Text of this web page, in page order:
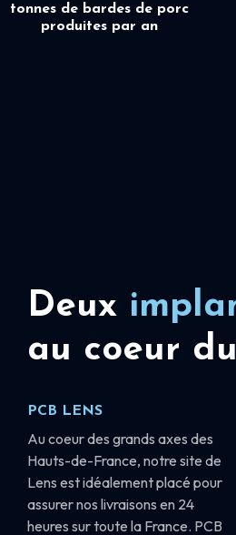
tonnes de bardes de porc
produites par an
Deux
au coeur
PCB LENS
Au coeur des grands axes des
Hauts-de-France, notre site de
Lens est idéalement placé pour
assurer nos livraisons en 24
heures sur toute la France. PCB